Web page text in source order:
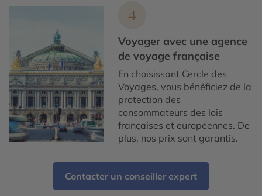
4
Voyager avec une agence
de voyage française
En choisissant Cercle des
Voyages, vous bénéficiez de la
protection des
consommateurs des lois
françaises et européennes. De
plus, nos prix sont garantis.
Contacter un conseiller expert